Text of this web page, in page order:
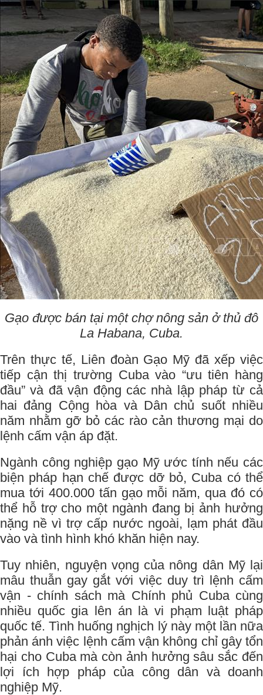
Gạo được bán tại một chợ nông sản ở thủ đô
La Habana, Cuba.
Trên thực tế, Liên đoàn Gạo Mỹ đã xếp việc
tiếp cận thị trường Cuba vào “ưu tiên hàng
đầu” và đã vận động các nhà lập pháp từ cả
hai đảng Cộng hòa và Dân chủ suốt nhiều
năm nhằm gỡ bỏ các rào cản thương mại do
lệnh cấm vận áp đặt.
Ngành công nghiệp gạo Mỹ ước tính nếu các
biện pháp hạn chế được dỡ bỏ, Cuba có thể
mua tới 400.000 tấn gạo mỗi năm, qua đó có
thể hỗ trợ cho một ngành đang bị ảnh hưởng
nặng nề vì trợ cấp nước ngoài, lạm phát đầu
vào và tình hình khó khăn hiện nay.
Tuy nhiên, nguyện vọng của nông dân Mỹ lại
mâu thuẫn gay gắt với việc duy trì lệnh cấm
vận - chính sách mà Chính phủ Cuba cùng
nhiều quốc gia lên án là vi phạm luật pháp
quốc tế. Tình huống nghịch lý này một lần nữa
phản ánh việc lệnh cấm vận không chỉ gây tổn
hại cho Cuba mà còn ảnh hưởng sâu sắc đến
lợi ích hợp pháp của công dân và doanh
nghiệp Mỹ.